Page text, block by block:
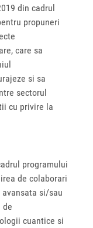
din cadrul
propuneri
care sa
si sa
sectorul
cu privire la
programului
de colaborari
si/sau
de
cuantice si